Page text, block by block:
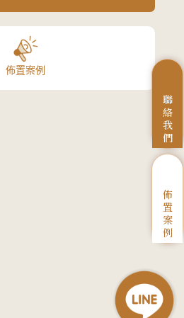
聯
絡
我
們
佈
置
案
例
佈置案例